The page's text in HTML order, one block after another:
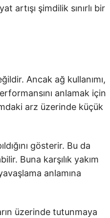
şimdilik sınırlı bir
Ancak ağ kullanımı,
anlamak için
arz üzerinde küçük
gösterir. Bu da
Buna karşılık yakım
anlamına
üzerinde tutunmaya